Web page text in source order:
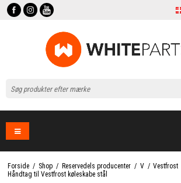
Forside / Shop / Reservedels producenter / V / Vestfrost
Håndtag til Vestfrost køleskabe stål